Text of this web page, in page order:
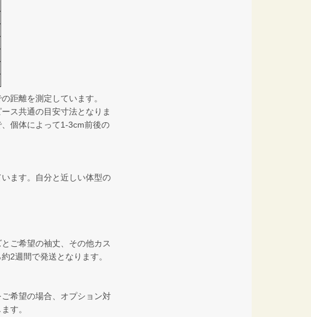
距離を測定しています。
ス共通の目安寸法となりま
個体によって1-3cm前後の
ます。自分と近しい体型の
ご希望の袖丈、その他カス
2週間で発送となります。
希望の場合、オプション対
す。